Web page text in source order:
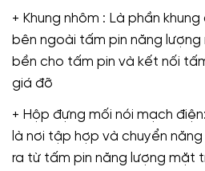
+ Khung nhôm : Là phần
bên ngoài tấm pin năng
bền cho tấm pin và kết nối
giá đỡ
+ Hộp đựng mối nói mạch
là nơi tập hợp và chuyển
ra từ tấm pin năng lượng mặt